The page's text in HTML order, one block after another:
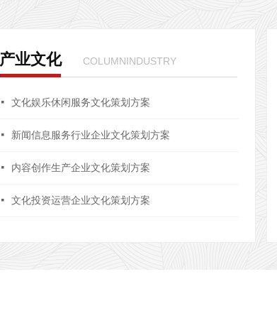
产业文化 COLUMNINDUSTRY
넷 文化娱乐休闲服务文化策划方案
넷 新闻信息服务行业企业文化策划方案
넷 内容创作生产企业文化策划方案
넷 文化投资运营企业文化策划方案